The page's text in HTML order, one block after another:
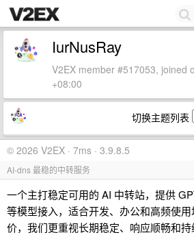
IurNusRay
V2EX member #517053, joined
+08:00
切换主题列表
© 2026 V2EX · 7ms · 3.9.8.5
AI-dns 最稳的中转服务
一个主打稳定可用的 AI 中转站，提供
等模型接入，适合开发、办公和高频使
价，我们更重视长期稳定、响应顺畅和